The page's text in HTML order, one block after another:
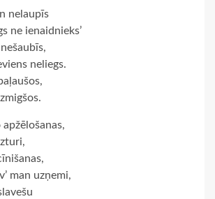
nelaupīs
ne ienaidnieks’
neliegs.
man uzņemi,